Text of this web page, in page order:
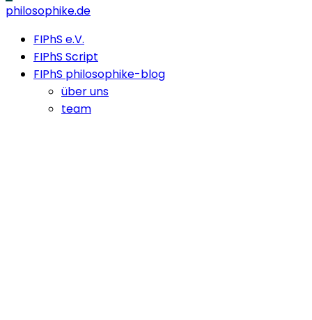
philosophike.de
FIPhS e.V.
FIPhS Script
FIPhS philosophike-blog
über uns
team